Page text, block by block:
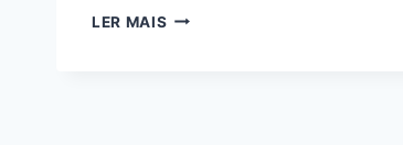
LER MAIS